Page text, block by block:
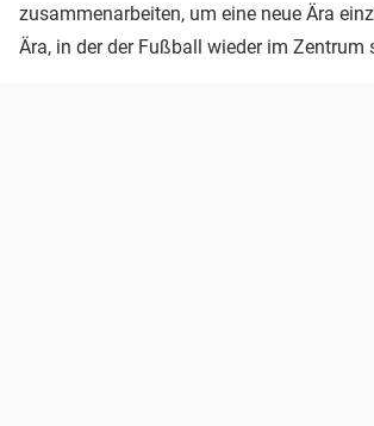
zusammenarbeiten, um eine neue Ära
Ära, in der der Fußball wieder im Zentrum